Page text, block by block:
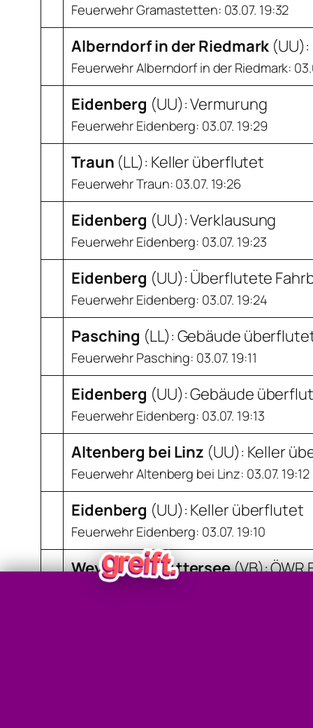
Feuerwehr Gramastetten: 03.07. 19:32
Alberndorf in der Riedmark (UU
Feuerwehr Alberndorf in der Riedmark:
Eidenberg (UU): Vermurung
Feuerwehr Eidenberg: 03.07. 19:29
Traun (LL): Keller überflutet
Feuerwehr Traun: 03.07. 19:26
Eidenberg (UU): Verklausung
Feuerwehr Eidenberg: 03.07. 19:23
Eidenberg (UU): Überflutete
Feuerwehr Eidenberg: 03.07. 19:24
Pasching (LL): Gebäude
Feuerwehr Pasching: 03.07. 19:11
Eidenberg (UU): Gebäude
Feuerwehr Eidenberg: 03.07. 19:13
Altenberg bei Linz (UU): Keller
Feuerwehr Altenberg bei Linz: 03.07. 19:12
Eidenberg (UU): Keller überflutet
Feuerwehr Eidenberg: 03.07. 19:10
Weyregg am Attersee(VB): ÖWR